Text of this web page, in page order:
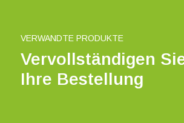
VERWANDTE PRODUKTE
Vervollständigen
Ihre Bestellung